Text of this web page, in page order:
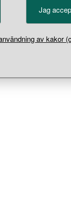
Jag
av kakor